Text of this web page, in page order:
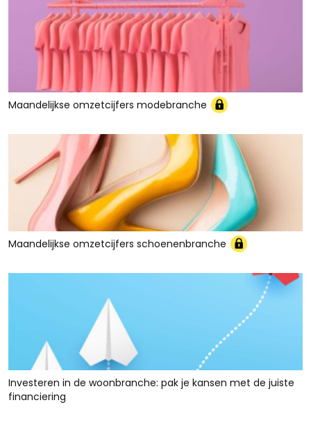
Maandelijkse omzetcijfers modebranche
Maandelijkse omzetcijfers schoenenbranche
Investeren in de woonbranche: pak je kansen met de juiste
financiering